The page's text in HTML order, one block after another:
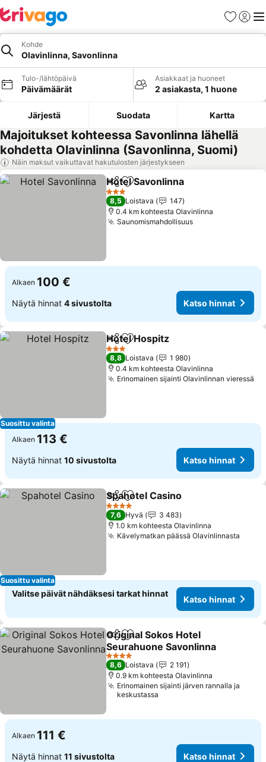
Suosikit
Kohde
Olavinlinna, Savonlinna
Tulo-/lähtöpäivä
Päivämäärät
Asiakkaat ja huoneet
2 asiakasta, 1 huone
Järjestä Suodata Kartta
Majoitukset kohteessa Savonlinna lähellä
kohdetta Olavinlinna (Savonlinna, Suomi)
Näin maksut vaikuttavat hakutulosten järjestykseen
Jaa Lisää suosikkeihin
Hotel Savonlinna
3 Tähtiluokitus
8,5 Loistava
147
0.4 km kohteesta Olavinlinna
Saunomismahdollisuus
Alkaen 100 €
Näytä hinnat 4 sivustolta Katso hinnat
Suosittu valinta
Jaa Lisää suosikkeihin
Hotel Hospitz
3 Tähtiluokitus
8,8 Loistava
1 980
0.4 km kohteesta Olavinlinna
Erinomainen sijainti Olavinlinnan vieressä
Alkaen 113 €
Näytä hinnat 10 sivustolta Katso hinnat
Suosittu valinta
Jaa Lisää suosikkeihin
Spahotel Casino
4 Tähtiluokitus
7,6 Hyvä
3 483
1.0 km kohteesta Olavinlinna
Kävelymatkan päässä Olavinlinnasta
Valitse päivät nähdäksesi tarkat hinnat
Katso hinnat
Jaa Lisää suosikkeihin
Original Sokos Hotel
Seurahuone Savonlinna
4 Tähtiluokitus
8,6 Loistava
2 191
0.9 km kohteesta Olavinlinna
Erinomainen sijainti järven rannalla ja
keskustassa
Alkaen 111 €
Näytä hinnat 11 sivustolta Katso hinnat